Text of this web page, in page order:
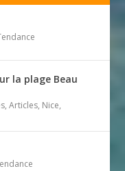
la plage Beau
,Articles, Nice,